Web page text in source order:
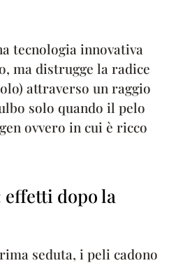
tecnologia innovativa
ma distrugge la radice
attraverso un raggio
solo quando il pelo
ovvero in cui è ricco
dopo la
seduta, i peli cadono